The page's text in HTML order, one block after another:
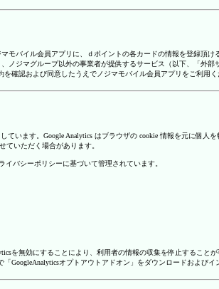
モバイル会員アプリに、ｄポイントの各カードの情報を登録
ジマグループ以外の事業者が提供するサービス（以下、「外
確認および同意したうえでノジマモバイル会員アプリをご利用く
ています。Google Analytics はブラウザの cookie 情報を元に
ていただく場合があります。
イバシーポリシーに基づいて管理されています。
を無効にすることにより、利用者の情報の収集を停止することが
GoogleAnalyticsオプトアウトアドオン」をダウンロードおよび